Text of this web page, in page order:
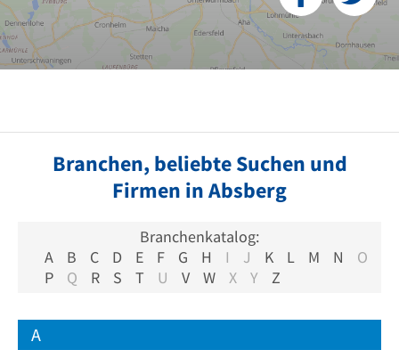
Branchen, beliebte Suchen und
Firmen in Absberg
Branchenkatalog:
A
B C D E F G H I J K L M N
O
P
Q R S T U V W X Y Z
A